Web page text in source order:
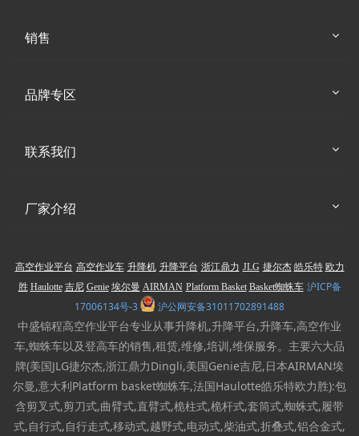
销售
品牌专区
联系我们
厂家介绍
高空作业平台 高空作业车 升降机 升降平台 浙江鼎力 JLG 捷尔杰 皓乐特 欧力
胜 Haulotte 吉尼 Genie 埃尔曼 AIRMAN Platform Basket Basket蜘蛛车 沪ICP备
17006134号-3
沪公网安备31011702891488
中盛锦程高空作业平台专业从事升降机,升降平台,升降车,高空作业
车,蜘蛛车以及登高车的销售,租赁,维修,培训,维保服务。主要六大品
牌(美国JLG捷尔杰,浙江鼎力Dingli,美国Genie吉尼,日本AIRMAN埃
尔曼,意大利Platform basket蜘蛛车,法国Haulotte皓乐特欧力胜):包
含剪叉式,剪刀式,曲臂式,直臂式,桅柱式,桅杆式,套筒式,蜘蛛式,履带
式,自行式,自行走式,移动式,越野式,电动式,柴油式,折叠式,铝合金式,